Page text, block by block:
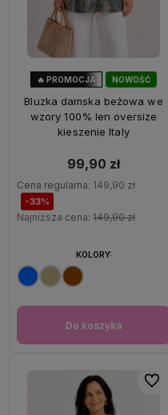
NOWOŚĆ
OKAZJA
🔥 PROMOCJA
Bluzka damska beżowa we
wzory 100% len oversize
kieszenie Italy
99,90 zł
Cena regularna: 149,90 zł
-33%
Najniższa cena: 149,90 zł
Do koszyka
KOLORY:
Do